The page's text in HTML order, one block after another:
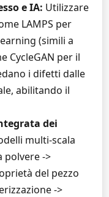
e IA: Utilizzare
LAMPS per
(simili a
CycleGAN per il
i difetti dalle
abilitando il
dei
multi-scala
polvere ->
del pezzo
->